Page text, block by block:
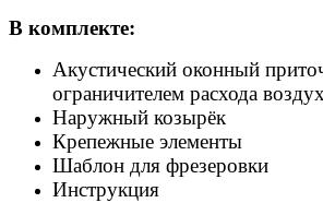
В комплекте:
Акустический оконный
ограничителем расхода
Наружный козырёк
Крепежные элементы
Шаблон для фрезеровки
Инструкция